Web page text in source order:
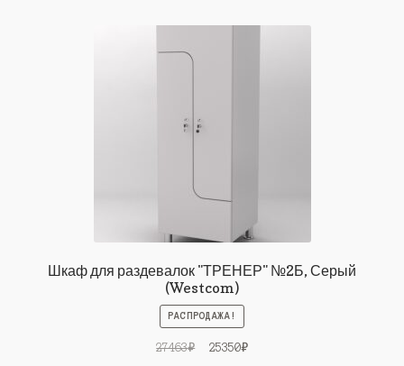
Шкаф для раздевалок "ТРЕНЕР" №2Б, Серый
(Westcom)
РАСПРОДАЖА!
27463₽
Первоначальная
25350₽Текущая